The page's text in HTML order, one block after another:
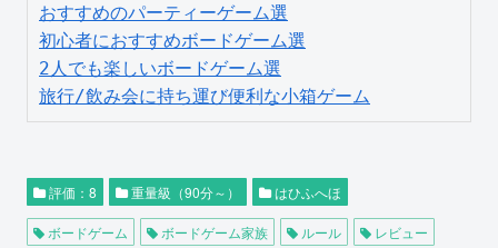
おすすめのパーティーゲーム選
初心者におすすめボードゲーム選
2人でも楽しいボードゲーム選
旅行/飲み会に持ち運び便利な小箱ゲーム
評価：8 重量級（90分～） はひふへほ
ボードゲーム ボードゲーム家族 ルール
レビュー